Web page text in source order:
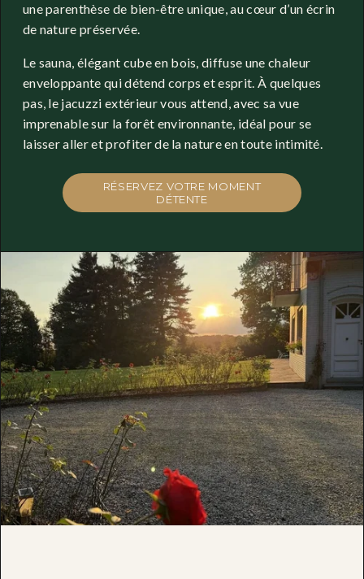
une parenthèse de bien-être unique, au cœur d’un écrin
de nature préservée.
Le sauna, élégant cube en bois, diffuse une chaleur
enveloppante qui détend corps et esprit. À quelques
pas, le jacuzzi extérieur vous attend, avec sa vue
imprenable sur la forêt environnante, idéal pour se
laisser aller et profiter de la nature en toute intimité.
RÉSERVEZ VOTRE MOMENT
DÉTENTE